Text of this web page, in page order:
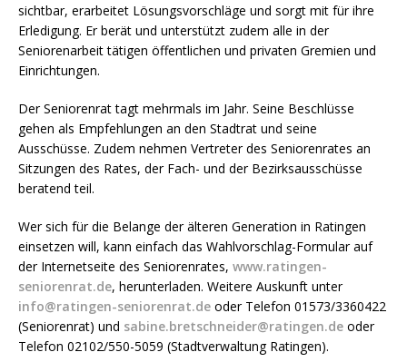
sichtbar, erarbeitet Lösungsvorschläge und sorgt mit für ihre
Erledigung. Er berät und unterstützt zudem alle in der
Seniorenarbeit tätigen öffentlichen und privaten Gremien und
Einrichtungen.
Der Seniorenrat tagt mehrmals im Jahr. Seine Beschlüsse
gehen als Empfehlungen an den Stadtrat und seine
Ausschüsse. Zudem nehmen Vertreter des Seniorenrates an
Sitzungen des Rates, der Fach- und der Bezirksausschüsse
beratend teil.
Wer sich für die Belange der älteren Generation in Ratingen
einsetzen will, kann einfach das Wahlvorschlag-Formular auf
der Internetseite des Seniorenrates, www.ratingen-
seniorenrat.de, herunterladen. Weitere Auskunft unter
info@ratingen-seniorenrat.de oder Telefon 01573/3360422
(Seniorenrat) und sabine.bretschneider@ratingen.de oder
Telefon 02102/550-5059 (Stadtverwaltung Ratingen).